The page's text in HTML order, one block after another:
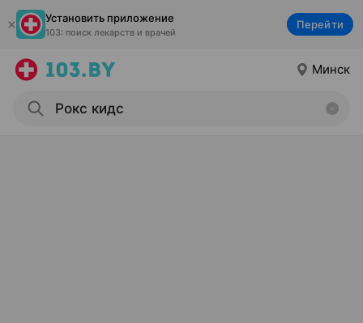
Установить приложение
103: поиск лекарств и врачей
Перейти
Минск